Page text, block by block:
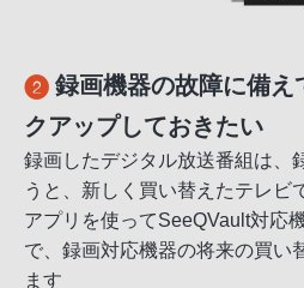
録画機器の故障に備え
クアップしておきたい
録画したデジタル放送番組は、
うと、新しく買い替えたテレビ
アプリを使ってSeeQVault対応
で、録画対応機器の将来の買い
ます